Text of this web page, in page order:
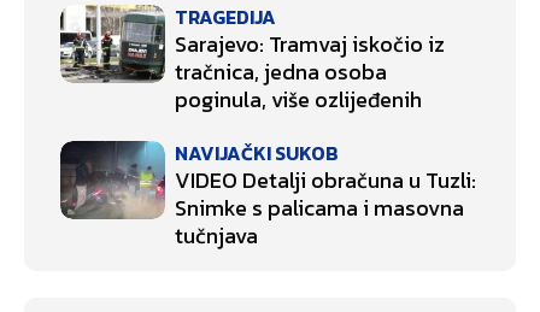
TRAGEDIJA
Sarajevo: Tramvaj iskočio iz
tračnica, jedna osoba
poginula, više ozlijeđenih
NAVIJAČKI SUKOB
VIDEO Detalji obračuna u Tuzli:
Snimke s palicama i masovna
tučnjava